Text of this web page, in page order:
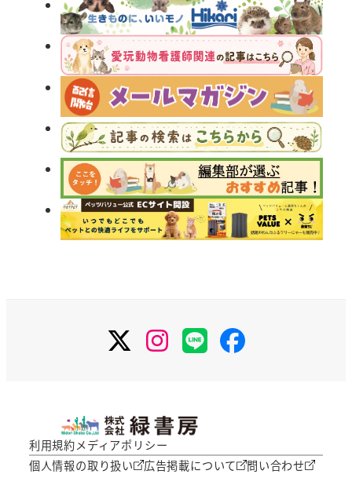
ー
ジ
Instagram
LINE Facebook
利用規約メディアポリシー
個人情報の取り扱い
広告掲載について 問い合わせ